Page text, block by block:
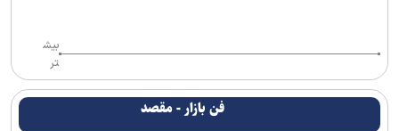
بیش
تر
فن بازار - مقصد